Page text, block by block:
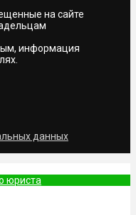
на сайте
информация
данных
юриста